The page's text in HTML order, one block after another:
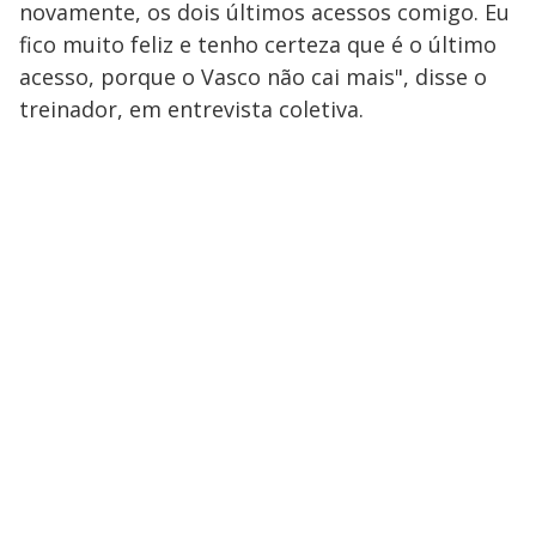
novamente, os dois últimos acessos comigo. Eu
fico muito feliz e tenho certeza que é o último
acesso, porque o Vasco não cai mais", disse o
treinador, em entrevista coletiva.